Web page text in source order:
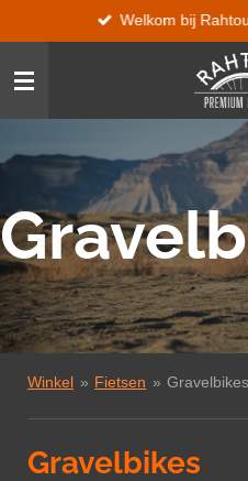
direct
naar
hoofdinhoud
Welkom bij
Winkel » Fietsen » Gravelbikes
Gravelbikes